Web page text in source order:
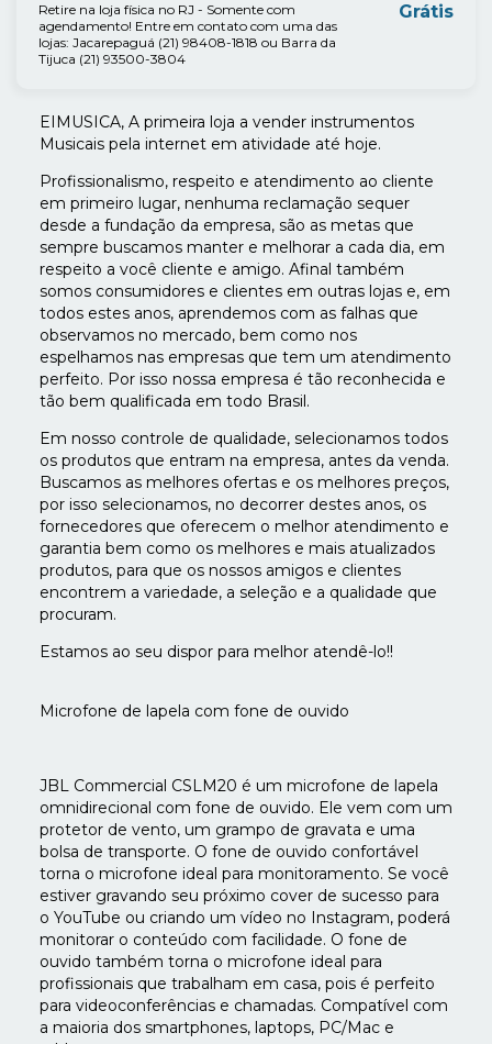
Retire na loja física no RJ - Somente com
agendamento! Entre em contato com uma das
lojas: Jacarepaguá (21) 98408-1818 ou Barra da
Tijuca (21) 93500-3804
Grátis
EIMUSICA, A primeira loja a vender instrumentos
Musicais pela internet em atividade até hoje.
Profissionalismo, respeito e atendimento ao cliente
em primeiro lugar, nenhuma reclamação sequer
desde a fundação da empresa, são as metas que
sempre buscamos manter e melhorar a cada dia, em
respeito a você cliente e amigo. Afinal também
somos consumidores e clientes em outras lojas e, em
todos estes anos, aprendemos com as falhas que
observamos no mercado, bem como nos
espelhamos nas empresas que tem um atendimento
perfeito. Por isso nossa empresa é tão reconhecida e
tão bem qualificada em todo Brasil.
Em nosso controle de qualidade, selecionamos todos
os produtos que entram na empresa, antes da venda.
Buscamos as melhores ofertas e os melhores preços,
por isso selecionamos, no decorrer destes anos, os
fornecedores que oferecem o melhor atendimento e
garantia bem como os melhores e mais atualizados
produtos, para que os nossos amigos e clientes
encontrem a variedade, a seleção e a qualidade que
procuram.
Estamos ao seu dispor para melhor atendê-lo!!
Microfone de lapela com fone de ouvido
JBL Commercial CSLM20 é um microfone de lapela
omnidirecional com fone de ouvido. Ele vem com um
protetor de vento, um grampo de gravata e uma
bolsa de transporte. O fone de ouvido confortável
torna o microfone ideal para monitoramento. Se você
estiver gravando seu próximo cover de sucesso para
o YouTube ou criando um vídeo no Instagram, poderá
monitorar o conteúdo com facilidade. O fone de
ouvido também torna o microfone ideal para
profissionais que trabalham em casa, pois é perfeito
para videoconferências e chamadas. Compatível com
a maioria dos smartphones, laptops, PC/Mac e